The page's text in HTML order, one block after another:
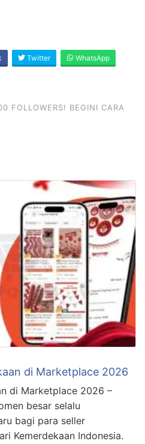
Twitter WhatsApp
FOLLOWERS! BEGINI CARA
di Marketplace 2026
di Marketplace 2026 –
besar selalu
bagi para seller
Kemerdekaan Indonesia.